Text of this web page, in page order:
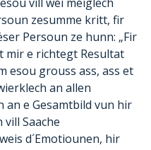
zesumme kritt, fir
Persoun ze hunn: „Fir
mir e richtegt Resultat
esou grouss ass, ass et
an allen
an e Gesamtbild vun hir
Saache
d´Emotiounen, hir